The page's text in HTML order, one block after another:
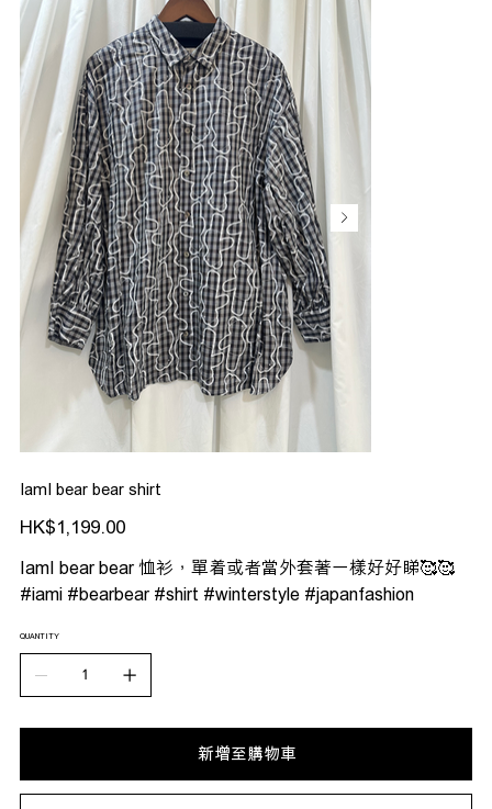
IamI bear bear shirt
價
格HK$1,199.00
IamI bear bear 恤衫，單着或者當外套著一樣好好睇🥰🥰
#iami #bearbear #shirt #winterstyle #japanfashion
QUANTITY
新增至購物車